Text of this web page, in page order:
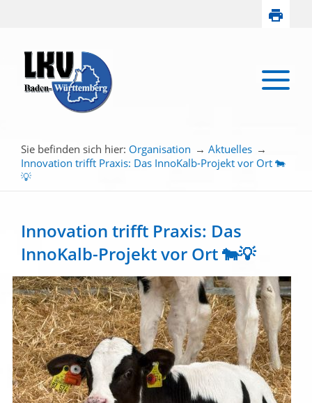
Sie befinden sich hier: Organisation → Aktuelles →
Innovation trifft Praxis: Das InnoKalb-Projekt vor Ort 🐄
💡
Innovation trifft Praxis: Das
InnoKalb-Projekt vor Ort 🐄💡